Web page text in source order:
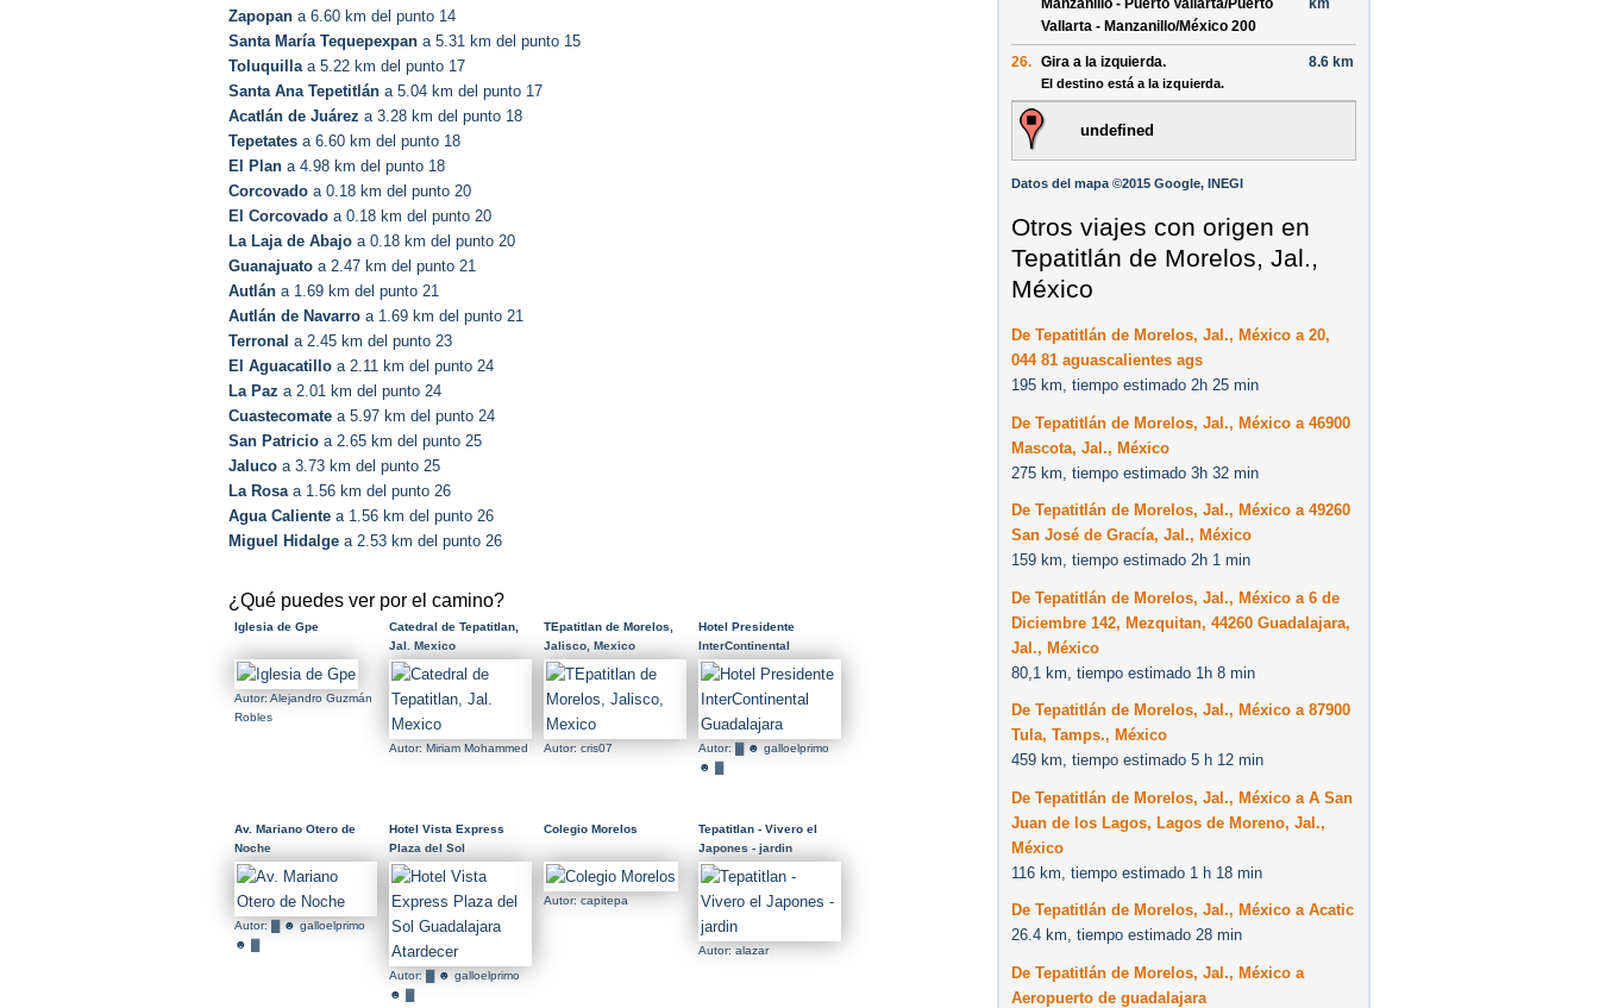
Zapopan a 6.60 km del punto 14
Santa María Tequepexpan a 5.31 km del punto 15
Toluquillaa 5.22 km del punto 17
Santa Ana Tepetitlán a 5.04 km del punto 17
Acatlán de Juárez a 3.28 km del punto 18
Tepetates a 6.60 km del punto 18
El Plan a 4.98 km del punto 18
Corcovado a 0.18 km del punto 20
El Corcovado a 0.18 km del punto 20
La Laja de Abajo a 0.18 km del punto 20
Guanajuato a 2.47 km del punto 21
Autlán a 1.69 km del punto 21
Autlán de Navarro a 1.69 km del punto 21
Terronal a 2.45 km del punto 23
El Aguacatillo a 2.11 km del punto 24
La Paz a 2.01 km del punto 24
Cuastecomate a 5.97 km del punto 24
San Patricio a 2.65 km del punto 25
Jaluco a 3.73 km del punto 25
La Rosaa 1.56 km del punto 26
Agua Caliente a 1.56 km del punto 26
Miguel Hidalge a 2.53 km del punto 26
¿Qué puedes ver por el camino?
Iglesia de Gpe
Autor: Alejandro Guzmán
Robles
Catedral de Tepatitlan,
Jal. Mexico
Autor: Miriam Mohammed
TEpatitlan de Morelos,
Jalisco, Mexico
Autor: cris07
Hotel Presidente
InterContinental
Guadalajara
Autor: ▓ ☻ galloelprimo
☻ ▓
Av. Mariano Otero de
Noche
Autor: ▓ ☻ galloelprimo
☻ ▓
Hotel Vista Express
Plaza del Sol
Guadalajara Atardecer
Autor: ▓ ☻ galloelprimo
☻ ▓
Colegio Morelos
Autor: capitepa
Tepatitlan - Vivero el
Japones - jardin
Autor: alazar
Manzanillo - Puerto Vallarta/Puerto
Vallarta - Manzanillo/México 200
km
26. Gira a la izquierda.
El destino está a la izquierda.
8.6 km
undefined
Datos del mapa ©2015 Google, INEGI
Otros viajes con origen en
Tepatitlán de Morelos, Jal.,
México
De Tepatitlán de Morelos, Jal., México a 20,
044 81 aguascalientes ags
195 km, tiempo estimado 2h 25 min
De Tepatitlán de Morelos, Jal., México a 46900
Mascota, Jal., México
275 km, tiempo estimado 3h 32 min
De Tepatitlán de Morelos, Jal., México a 49260
San José de Gracía, Jal., México
159 km, tiempo estimado 2h 1 min
De Tepatitlán de Morelos, Jal., México a 6 de
Diciembre 142, Mezquitan, 44260 Guadalajara,
Jal., México
80,1 km, tiempo estimado 1h 8 min
De Tepatitlán de Morelos, Jal., México a 87900
Tula, Tamps., México
459 km, tiempo estimado 5 h 12 min
De Tepatitlán de Morelos, Jal., México a A San
Juan de los Lagos, Lagos de Moreno, Jal.,
México
116 km, tiempo estimado 1 h 18 min
De Tepatitlán de Morelos, Jal., México a Acatic
26.4 km, tiempo estimado 28 min
De Tepatitlán de Morelos, Jal., México a
Aeropuerto de guadalajara